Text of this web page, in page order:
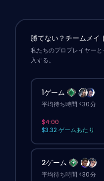
勝てない？チームメイ
私たちのプロプレイヤー
入する。
1ゲーム
平均待ち時間 <30分
$4.00
$3.32 ゲームあたり
2ゲーム
平均待ち時間 <30分